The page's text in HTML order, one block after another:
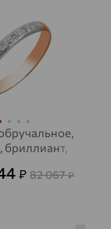
бриллиант,
₽ 82 067₽